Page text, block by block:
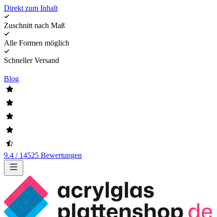
Direkt zum Inhalt
Zuschnitt nach Maß
Alle Formen möglich
Schneller Versand
Blog
9.4 / 14525 Bewertungen